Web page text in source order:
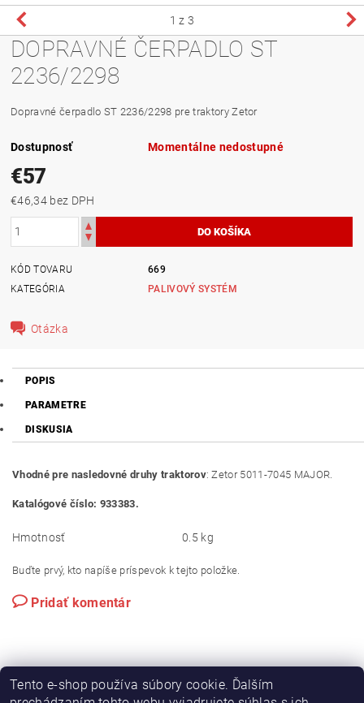
1 z 3
DOPRAVNÉ ČERPADLO ST
2236/2298
Dopravné čerpadlo ST 2236/2298 pre traktory Zetor
Dostupnosť Momentálne nedostupné
€57
€46,34 bez DPH
KÓD TOVARU
669
KATEGÓRIA
PALIVOVÝ SYSTÉM
Otázka
POPIS
PARAMETRE
DISKUSIA
Vhodné pre nasledovné druhy traktorov: Zetor 5011-7045 MAJOR.
Katalógové číslo: 933383.
Hmotnosť 0.5 kg
Buďte prvý, kto napíše príspevok k tejto položke.
Pridať komentár
Tento e-shop používa súbory cookie. Ďalším